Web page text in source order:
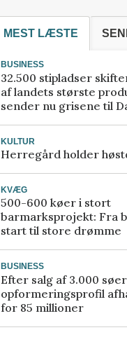
MEST LÆSTE
BUSINESS
32.500 stipladser
af landets største
sender nu grisene til
KULTUR
Herregård holder
KVÆG
500-600 køer i stort
barmarksprojekt: Fra
start til store drømme
BUSINESS
Efter salg af 3.000
opformeringsprofil
for 85 millioner